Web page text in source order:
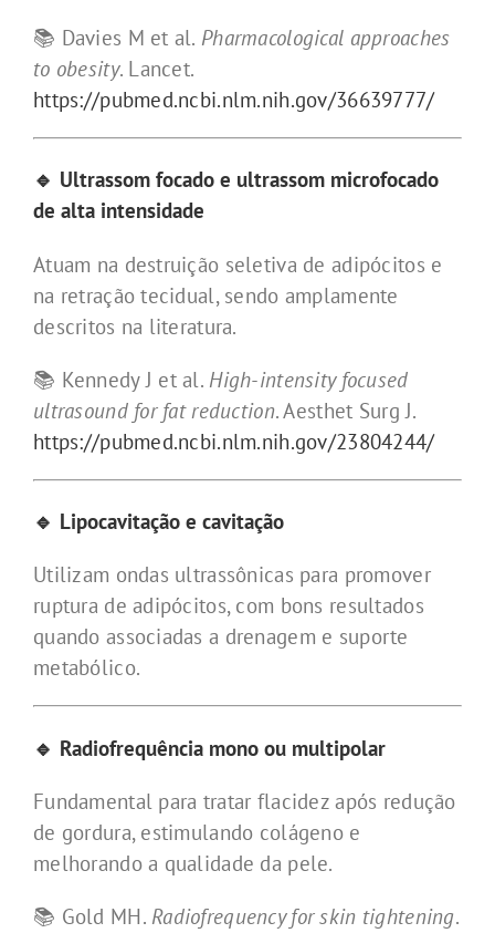
📚 Davies M et al. Pharmacological approaches
to obesity. Lancet.
https://pubmed.ncbi.nlm.nih.gov/36639777/
🔹 Ultrassom focado e ultrassom microfocado
de alta intensidade
Atuam na destruição seletiva de adipócitos e
na retração tecidual, sendo amplamente
descritos na literatura.
📚 Kennedy J et al. High-intensity focused
ultrasound for fat reduction. Aesthet Surg J.
https://pubmed.ncbi.nlm.nih.gov/23804244/
🔹 Lipocavitação e cavitação
Utilizam ondas ultrassônicas para promover
ruptura de adipócitos, com bons resultados
quando associadas a drenagem e suporte
metabólico.
🔹 Radiofrequência mono ou multipolar
Fundamental para tratar flacidez após redução
de gordura, estimulando colágeno e
melhorando a qualidade da pele.
📚 Gold MH. Radiofrequency for skin tightening.